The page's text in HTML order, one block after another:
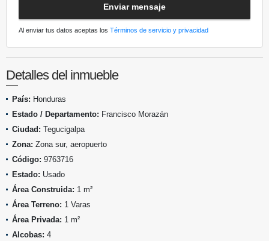
Enviar mensaje
Al enviar tus datos aceptas los Términos de servicio y privacidad
Detalles del inmueble
País: Honduras
Estado / Departamento: Francisco Morazán
Ciudad: Tegucigalpa
Zona: Zona sur, aeropuerto
Código: 9763716
Estado: Usado
Área Construida: 1 m²
Área Terreno: 1 Varas
Área Privada: 1 m²
Alcobas: 4